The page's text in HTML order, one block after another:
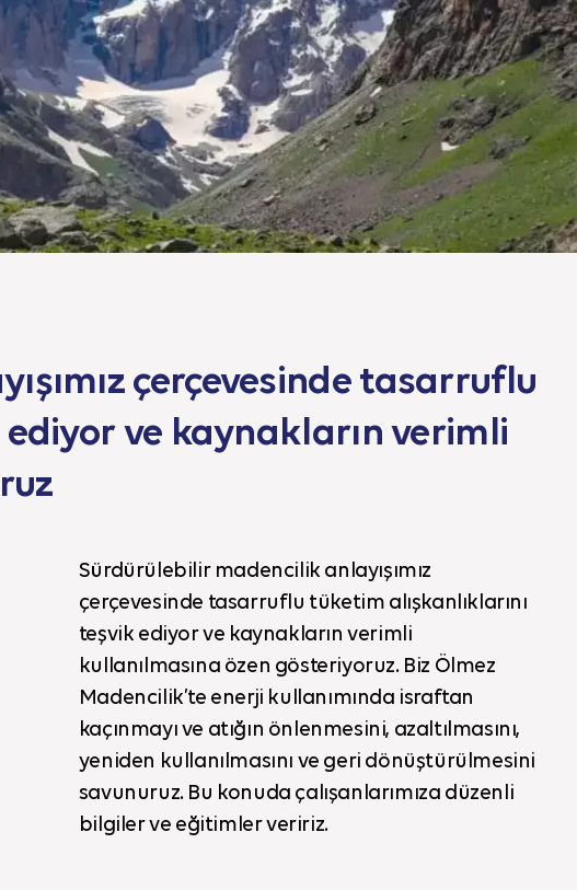
çerçevesinde tasarruflu
ve kaynakların verimli
Sürdürülebilir madencilik anlayışımız
çerçevesinde tasarruflu tüketim alışkanlıklarını
teşvik ediyor ve kaynakların verimli
kullanılmasına özen gösteriyoruz. Biz Ölmez
Madencilik’te enerji kullanımında israftan
kaçınmayı ve atığın önlenmesini, azaltılmasını,
yeniden kullanılmasını ve geri dönüştürülmesini
savunuruz. Bu konuda çalışanlarımıza düzenli
bilgiler ve eğitimler veririz.